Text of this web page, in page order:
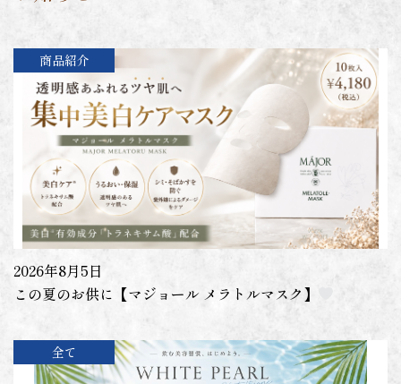
商品紹介
2026年8月5日
この夏のお供に【マジョール メラトルマスク】
全て